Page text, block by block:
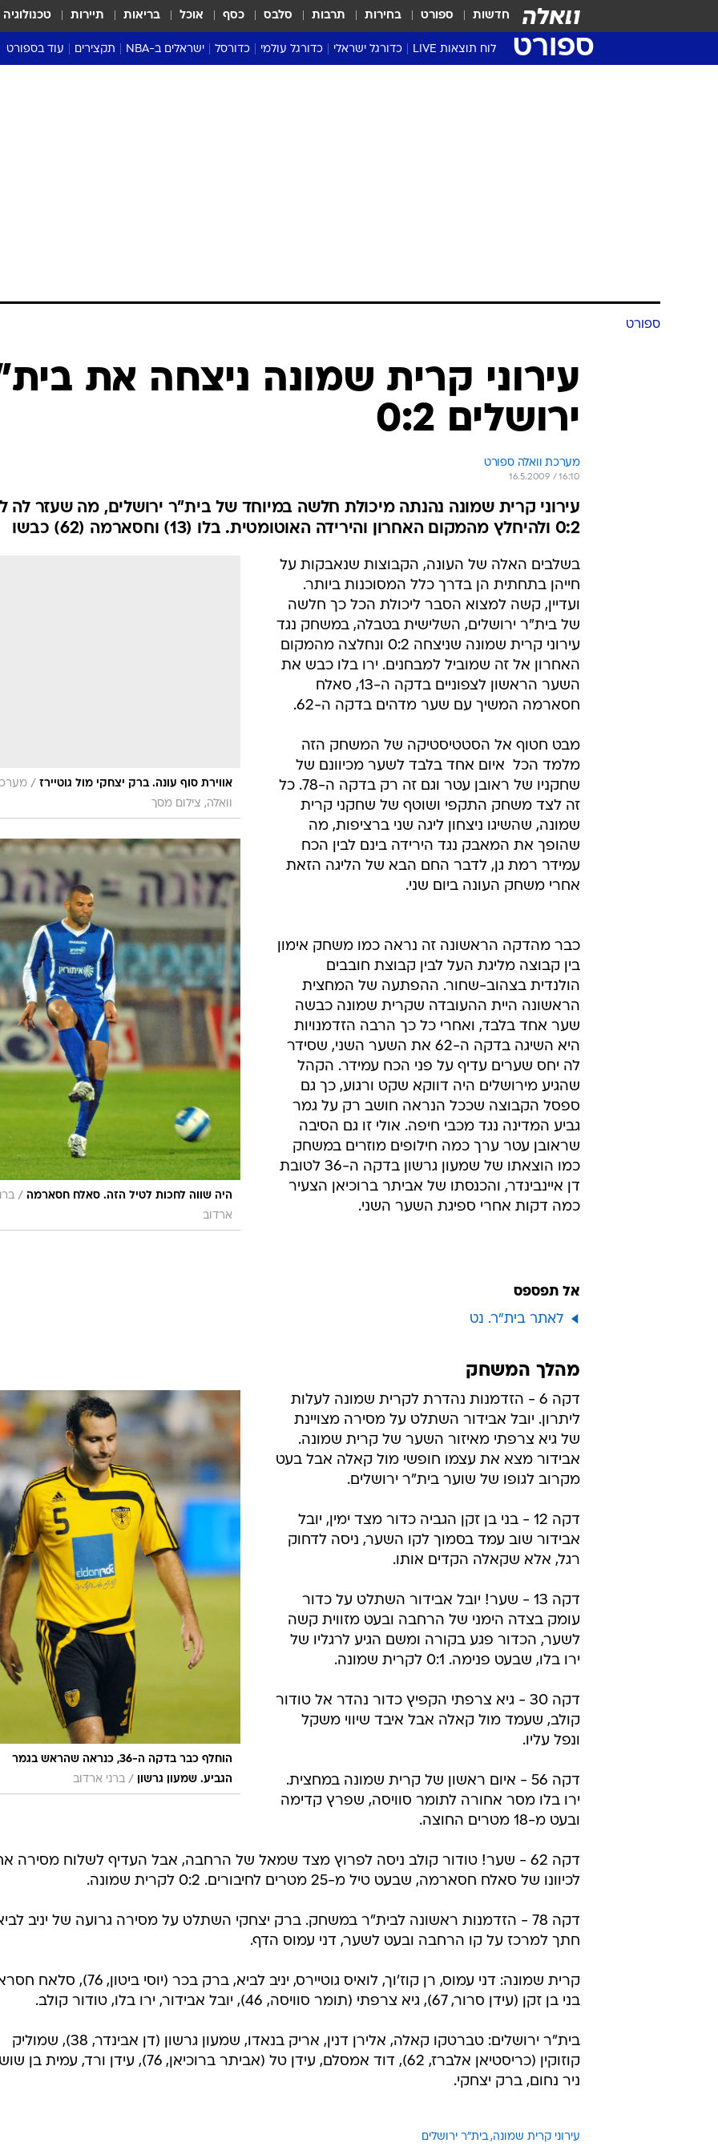
חדשות ספורט בחירות תרבות סלבס כסף אוכל בריאות תיירות טכנולוגיה
ספורט לוח תוצאות LIVE כדורגל ישראלי כדורגל עולמי כדורסל ישראלים ב-NBA תקצירים עוד בספורט
ענפים נוספים
לוח שידורים
ספורט
עירוני קרית שמונה ניצחה את
ירושלים 0:2
מערכת וואלה ספורט
16.5.2009 / 16:10
עירוני קרית שמונה נהנתה מיכולת חלשה במיוחד של בית"ר ירושלים, מה שעזר לה
0:2 ולהיחלץ מהמקום האחרון והירידה האוטומטית. בלו (13) וחסארמה (62) כבשו
אווירת סוף עונה. ברק יצחקי מול גוטיירז /
וואלה, צילום מסך
היה שווה לחכות לטיל הזה. סאלח חסארמה /
ארדוב
בשלבים האלה של העונה, הקבוצות שנאבקות על
חייהן בתחתית הן בדרך כלל המסוכנות ביותר.
ועדיין, קשה למצוא הסבר ליכולת הכל כך חלשה
של בית"ר ירושלים, השלישית בטבלה, במשחק נגד
עירוני קרית שמונה שניצחה 0:2 ונחלצה מהמקום
האחרון אל זה שמוביל למבחנים. ירו בלו כבש את
השער הראשון לצפוניים בדקה ה-13, סאלח
חסארמה המשיך עם שער מדהים בדקה ה-62.
מבט חטוף אל הסטטיסטיקה של המשחק הזה
מלמד הכל  איום אחד בלבד לשער מכיוונם של
שחקניו של ראובן עטר וגם זה רק בדקה ה-78. כל
זה לצד משחק התקפי ושוטף של שחקני קרית
שמונה, שהשיגו ניצחון ליגה שני ברציפות, מה
שהופך את המאבק נגד הירידה בינם לבין הכח
עמידר רמת גן, לדבר החם הבא של הליגה הזאת
אחרי משחק העונה ביום שני.
כבר מהדקה הראשונה זה נראה כמו משחק אימון
בין קבוצה מליגת העל לבין קבוצת חובבים
הולנדית בצהוב-שחור. ההפתעה של המחצית
הראשונה היית ההעובדה שקרית שמונה כבשה
שער אחד בלבד, ואחרי כל כך הרבה הזדמנויות
היא השיגה בדקה ה-62 את השער השני, שסידר
לה יחס שערים עדיף על פני הכח עמידר. הקהל
שהגיע מירושלים היה דווקא שקט ורגוע, כך גם
ספסל הקבוצה שככל הנראה חושב רק על גמר
גביע המדינה נגד מכבי חיפה. אולי זו גם הסיבה
שראובן עטר ערך כמה חילופים מוזרים במשחק
כמו הוצאתו של שמעון גרשון בדקה ה-36 לטובת
דן איינבינדר, והכנסתו של אביתר ברוכיאן הצעיר
כמה דקות אחרי ספיגת השער השני.
אל תפספס
לאתר בית"ר. נט
מהלך המשחק
הוחלף כבר בדקה ה-36, כנראה שהראש בגמר
הגביע. שמעון גרשון
/ ברני ארדוב
דקה 6 - הזדמנות נהדרת לקרית שמונה לעלות
ליתרון. יובל אבידור השתלט על מסירה מצויינת
של גיא צרפתי מאיזור השער של קרית שמונה.
אבידור מצא את עצמו חופשי מול קאלה אבל בעט
מקרוב לגופו של שוער בית"ר ירושלים.
דקה 12 - בני בן זקן הגביה כדור מצד ימין, יובל
אבידור שוב עמד בסמוך לקו השער, ניסה לדחוק
רגל, אלא שקאלה הקדים אותו.
דקה 13 - שער! יובל אבידור השתלט על כדור
עומק בצדה הימני של הרחבה ובעט מזווית קשה
לשער, הכדור פגע בקורה ומשם הגיע לרגליו של
ירו בלו, שבעט פנימה. 0:1 לקרית שמונה.
דקה 30 - גיא צרפתי הקפיץ כדור נהדר אל טודור
קולב, שעמד מול קאלה אבל איבד שיווי משקל
ונפל עליו.
דקה 56 - איום ראשון של קרית שמונה במחצית.
ירו בלו מסר אחורה לתומר סוויסה, שפרץ קדימה
ובעט מ-18 מטרים החוצה.
דקה 62 - שער! טודור קולב ניסה לפרוץ מצד שמאל של הרחבה, אבל העדיף לשלוח מסירה
לכיוונו של סאלח חסארמה, שבעט טיל מ-25 מטרים לחיבורים. 0:2 לקרית שמונה.
דקה 78 - הזדמנות ראשונה לבית"ר במשחק. ברק יצחקי השתלט על מסירה גרועה של יניב
חתך למרכז על קו הרחבה ובעט לשער, דני עמוס הדף.
קרית שמונה: דני עמוס, רן קוז'וך, לואיס גוטיירס, יניב לביא, ברק בכר
בני בן זקן (עידן סרור, 67), גיא צרפתי (תומר סוויסה, 46), יובל אבידור, ירו בלו, טודור קולב.
בית"ר ירושלים: טברטקו קאלה, אלירן דנין, אריק בנאדו, שמעון גרשון (דן אבינדר, 38), שמוליק
קוזוקין (כריסטיאן אלברז, 62), דוד אמסלם, עידן טל (אביתר ברוכיאן, 76), עידן ורד, עמית
ניר נחום, ברק יצחקי.
עירוני קרית שמונה בית"ר ירושלים